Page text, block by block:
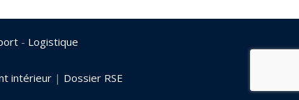
- Logistique
intérieur| Dossier RSE